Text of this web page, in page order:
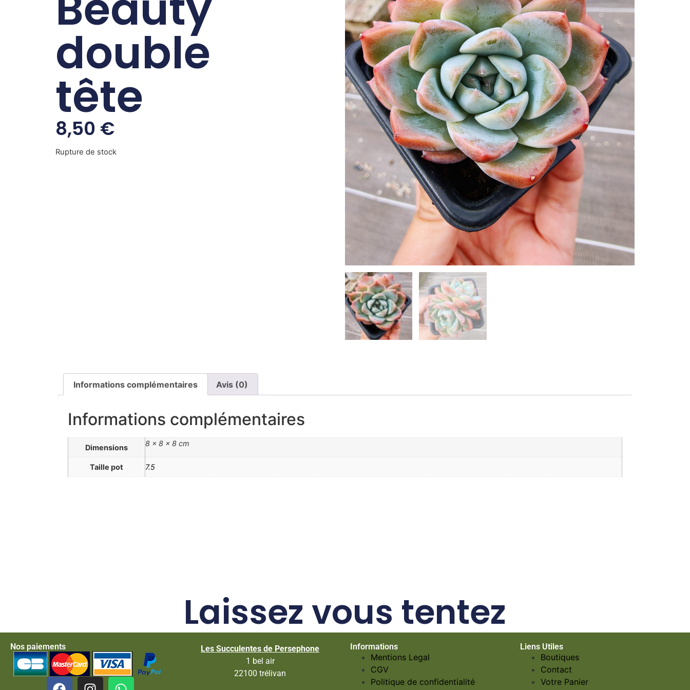
double
tête
8,50 €
Rupture de stock
Informations complémentaires Avis (0)
Informations complémentaires
Dimensions 8 × 8 × 8 cm
Taille pot 7.5
Laissez vous tentez
Nos paiements
Les Succulentes de Persephone
1 bel air
22100 trélivan
Informations
Mentions Legal
CGV
Politique de confidentialité
Liens Utiles
Boutiques
Contact
Votre Panier